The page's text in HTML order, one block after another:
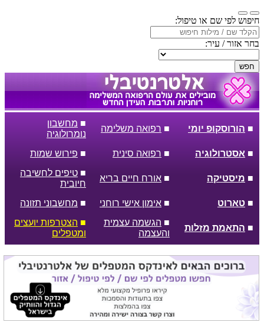
חיפוש לפי שם או טיפול:
בחר אזור / עיר:
חפש
■ הורוסקופ יומי ■ רפואה משלימה
■ מחשבון
נומרולוגיה
■ אסטרולוגיה ■ רפואה סינית ■ פירוש שמות
■ מיסטיקה ■ אורח חיים בריא
■ טיפים לחשיבה
חיובית
■ טארוט ■ אימון אישי רוחני ■ מחשבוני תזונה
■ התאמת מזלות
■ הגשמה עצמית
והעצמה
■ הצטרפות יועצים
ומטפלים